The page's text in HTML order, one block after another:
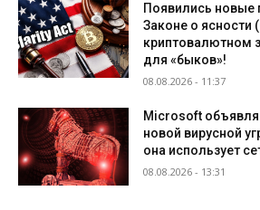
Появились новые
Законе о ясности
криптовалютном
для «быков»!
08.08.2026 - 11:37
Microsoft
новой вирусной
она использует
08.08.2026 - 13:31